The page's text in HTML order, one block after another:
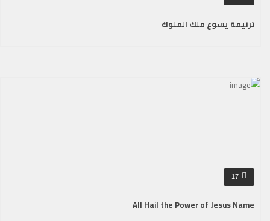
ترنيمة يسوع ملك الملوك
17
All Hail the Power of Jesus Name